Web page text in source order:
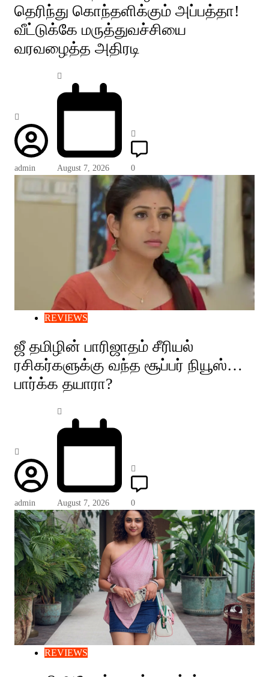
தெரிந்து கொந்தளிக்கும் அப்பத்தா!
வீட்டுக்கே மருத்துவச்சியை
வரவழைத்த அதிரடி
admin August 7, 2026 0
REVIEWS
ஜீ தமிழின் பாரிஜாதம் சீரியல்
ரசிகர்களுக்கு வந்த சூப்பர் நியூஸ்…
பார்க்க தயாரா?
admin August 7, 2026 0
REVIEWS